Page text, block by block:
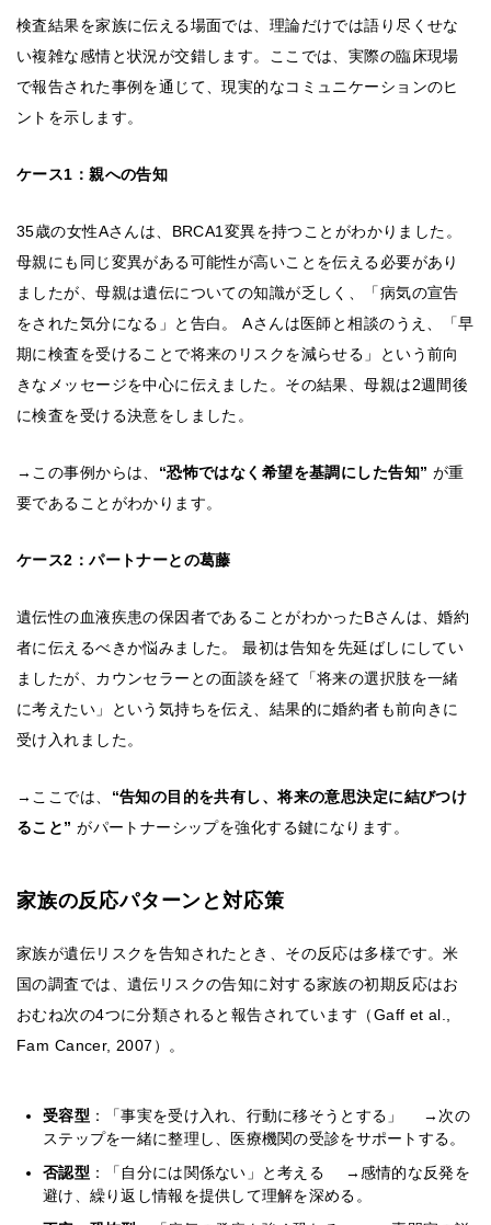
検査結果を家族に伝える場面では、理論だけでは語り尽くせな
い複雑な感情と状況が交錯します。ここでは、実際の臨床現場
で報告された事例を通じて、現実的なコミュニケーションのヒ
ントを示します。
ケース1：親への告知
35歳の女性Aさんは、BRCA1変異を持つことがわかりました。
母親にも同じ変異がある可能性が高いことを伝える必要があり
ましたが、母親は遺伝についての知識が乏しく、「病気の宣告
をされた気分になる」と告白。 Aさんは医師と相談のうえ、「早
期に検査を受けることで将来のリスクを減らせる」という前向
きなメッセージを中心に伝えました。その結果、母親は2週間後
に検査を受ける決意をしました。
→この事例からは、 “恐怖ではなく希望を基調にした告知” が重
要であることがわかります。
ケース2：パートナーとの葛藤
遺伝性の血液疾患の保因者であることがわかったBさんは、婚約
者に伝えるべきか悩みました。 最初は告知を先延ばしにしてい
ましたが、カウンセラーとの面談を経て「将来の選択肢を一緒
に考えたい」という気持ちを伝え、結果的に婚約者も前向きに
受け入れました。
→ここでは、 “告知の目的を共有し、将来の意思決定に結びつけ
ること” がパートナーシップを強化する鍵になります。
家族の反応パターンと対応策
家族が遺伝リスクを告知されたとき、その反応は多様です。米
国の調査では、遺伝リスクの告知に対する家族の初期反応はお
おむね次の4つに分類されると報告されています（Gaff et al.,
Fam Cancer, 2007）。
受容型 ：「事実を受け入れ、行動に移そうとする」 →次の
ステップを一緒に整理し、医療機関の受診をサポートする。
否認型 ：「自分には関係ない」と考える →感情的な反発を
避け、繰り返し情報を提供して理解を深める。